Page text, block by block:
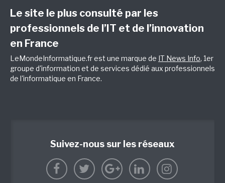
Le site le plus consulté par les
professionnels de l’IT et de l’innovation
en France
LeMondeInformatique.fr est une marque de IT News Info, 1er
groupe d'information et de services dédié aux professionnels
de l'informatique en France.
Suivez-nous sur les réseaux